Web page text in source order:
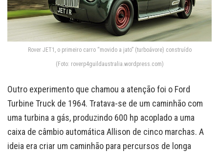
Rover JET1, o primeiro carro “movido a jato” (turboávore) construído
(Foto: roverp4guildaustralia.wordpress.com)
Outro experimento que chamou a atenção foi o Ford
Turbine Truck de 1964. Tratava-se de um caminhão com
uma turbina a gás, produzindo 600 hp acoplado a uma
caixa de câmbio automática Allison de cinco marchas. A
ideia era criar um caminhão para percursos de longa